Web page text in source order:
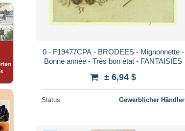
0 - F19477CPA - BRODEES - Mignonnette -
Bonne année - Très bon état - FANTAISIES
± 6,94 $
Status Gewerblicher Händler